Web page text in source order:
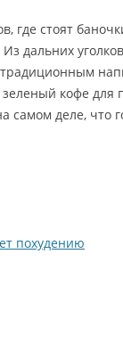
где стоят
дальних
зеленый кофе
самом деле, что
похудению